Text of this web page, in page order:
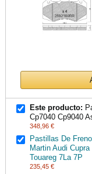
Este producto:
Cp7040 Cp9040
348,96 €
Pastillas De
Martin Audi
Touareg 7La 7P
235,45 €